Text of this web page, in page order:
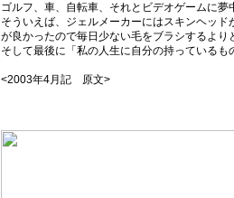
ゴルフ、車、自転車、それとビデオゲームに夢
そういえば、ジェルメーカーにはスキンヘッ
が良かったので毎日少ない毛をブラシするより
そして最後に「私の人生に自分の持っている
<2003年4月記 原文>